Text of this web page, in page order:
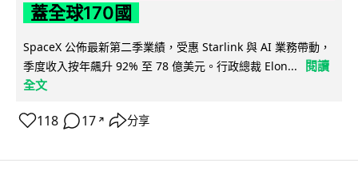
蓋全球170國
SpaceX 公佈最新第二季業績，受惠 Starlink 與 AI 業務帶動，
季度收入按年飆升 92% 至 78 億美元。行政總裁 Elon...
閱讀
全文
118 17 ↗ 分享